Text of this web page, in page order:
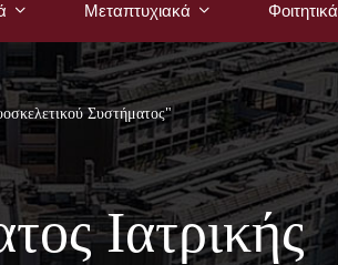
Μεταπτυχιακά Φοιτητικά
Συστήματος"
Ιατρικής